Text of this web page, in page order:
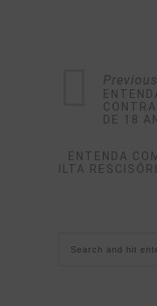
DE 18
ENTENDA
MULTA